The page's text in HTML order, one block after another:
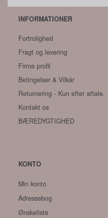
INFORMATIONER
Fortrolighed
Fragt og levering
Firma profil
Betingelser & Vilkår
Returnering - Kun efter aftale.
Kontakt os
BÆREDYGTIGHED
KONTO
Min konto
Adressebog
Ønskeliste